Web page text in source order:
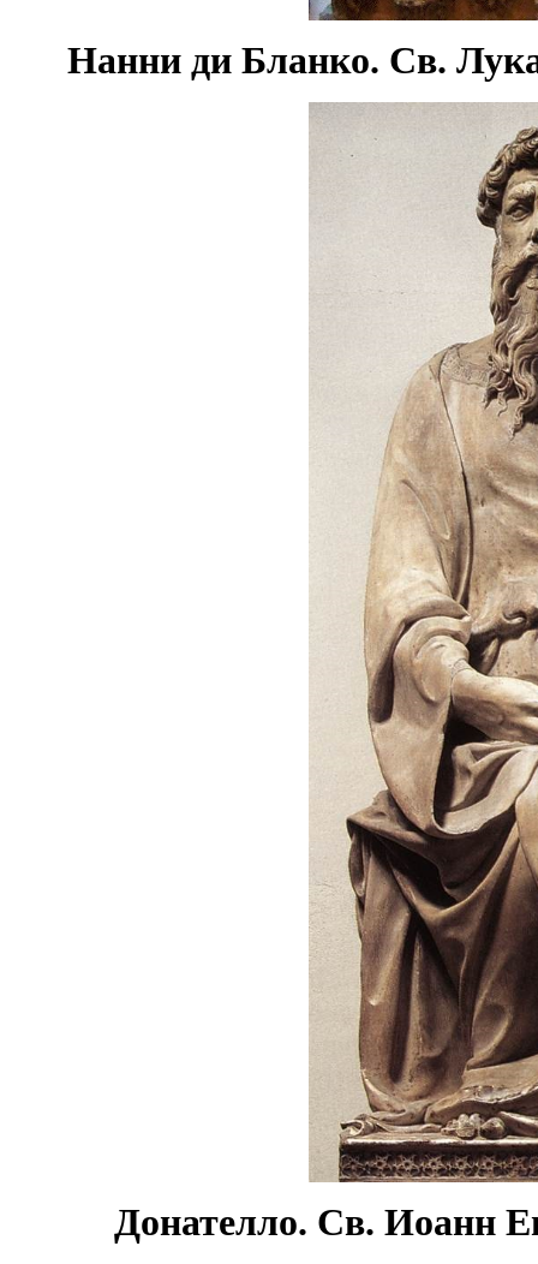
Нанни ди Бланко. Св.
Донателло. Св. Иоанн